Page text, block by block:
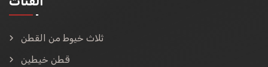
ثلاث خيوط من القطن
قطن خيطين